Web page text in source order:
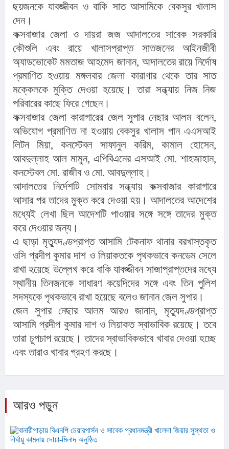
ছয়জনকে যাবজ্জীবন ও বাকি সাত আসামিকে বেকসুর খালাস
দেন।
কক্সবাজার জেলা ও দায়রা জজ আদালতের সাবেক সরকারি
কৌশুলি এবং রায়ে খালাসপ্রাপ্ত সাতজনের আইনজীবী
অ্যাডভোকেট মমতাজ আহমেদ জানান, আদালতের রায়ে নির্দোষ
প্রমাণিত হওয়ায় মঙ্গলবার জেলা কারাগার থেকে তার সাত
মক্কেলকে মুক্তি দেওয়া হয়েছে। তারা সন্ধ্যায় নিজ নিজ
পরিবারের কাছে ফিরে গেছেন।
কক্সবাজার জেলা কারাগারের জেল সুপার নেছার আলম বলেন,
অভিযোগ প্রমাণিত না হওয়ায় বেকসুর খালাস পান এএসআই
লিটন মিয়া, কনস্টেবল সাফানুল করিম, কামাল হোসেন,
আবদুল্লাহ আল মামুন, এপিবিএনের এসআই মো. শাহজাহান,
কনস্টেবল মো. রাজীব ও মো. আবদুল্লাহ।
আদালতের নির্দেশটি সোমবার সন্ধ্যায় কক্সবাজার কারাগারে
আসার পর তাদের মুক্ত করে দেওয়া হয়। আদালতের আদেশের
মধ্যেই লেখা ছিল আদেশটি পাওয়ার সঙ্গে সঙ্গে তাদের মুক্ত
করে দেওয়ার জন্য।
এ ছাড়া মৃত্যুদণ্ডপ্রাপ্ত আসামি টেকনাফ থানার বরখাস্তকৃত
ওসি প্রদীপ কুমার দাশ ও লিয়াকতকে পৃথকভাবে কনডেম সেলে
রাখা হয়েছে উল্লেখ করে বাকি যাবজ্জীবন সাজাপ্রাপ্তদের মধ্যে
স্থানীয় তিনজনকে সাধারণ কয়েদিদের সঙ্গে এবং তিন পুলিশ
সদস্যকে পৃথকভাবে রাখা হয়েছে বলেও জানান জেল সুপার।
জেল সুপার নেছার আলম আরও জানান, মৃত্যুদণ্ডপ্রাপ্ত
আসামি প্রদীপ কুমার দাশ ও লিয়াকত স্বাভাবিক রয়েছে। তবে
তারা চুপচাপ রয়েছে। তাদের স্বাভাবিকভাবে খাবার দেওয়া হচ্ছে
এবং তারাও খাবার গ্রহণ করছে।
আরও পড়ুন